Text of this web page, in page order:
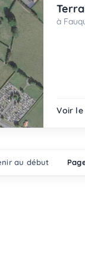
à
Voir le
au début